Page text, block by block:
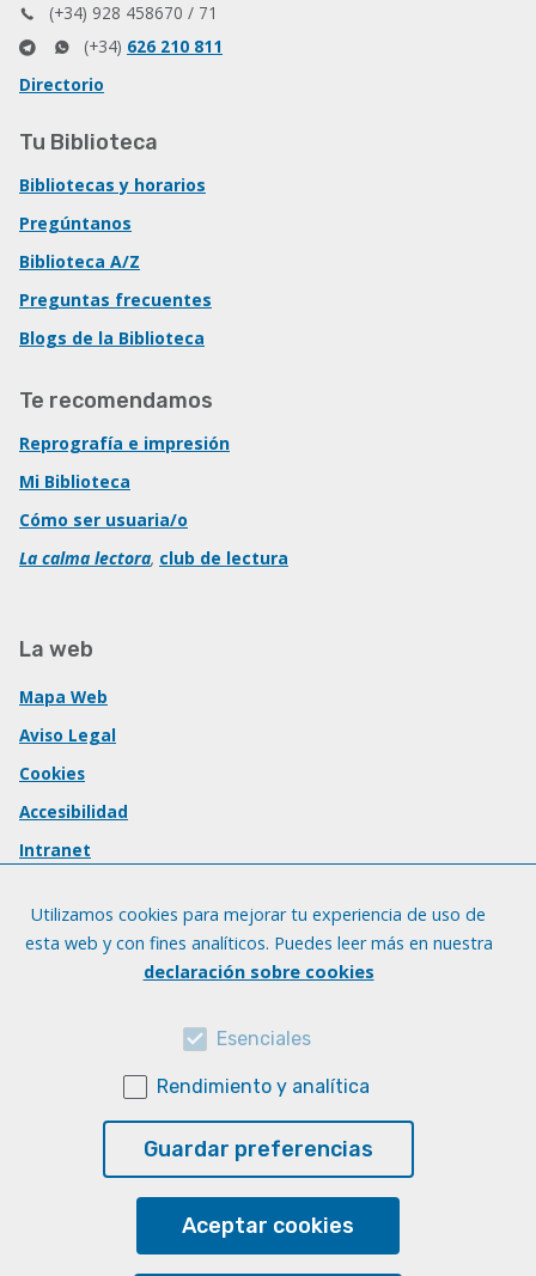
(+34) 928 458670 / 71
(+34) 626 210 811
Directorio
Tu Biblioteca
Bibliotecas y horarios
Pregúntanos
Biblioteca A/Z
Preguntas frecuentes
Blogs de la Biblioteca
Te recomendamos
Reprografía e impresión
Mi Biblioteca
Cómo ser usuaria/o
La calma lectora, club de lectura
La web
Mapa Web
Aviso Legal
Cookies
Accesibilidad
Intranet
Utilizamos cookies para mejorar tu experiencia de uso de
esta web y con fines analíticos. Puedes leer más en nuestra
declaración sobre cookies
Esenciales
Rendimiento y analítica
Guardar preferencias
Aceptar cookies